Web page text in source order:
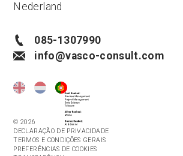
Nederland
085-1307990
info@vasco-consult.com
© 2026
DECLARAÇÃO DE PRIVACIDADE
TERMOS E CONDIÇÕES GERAIS
PREFERÊNCIAS DE COOKIES